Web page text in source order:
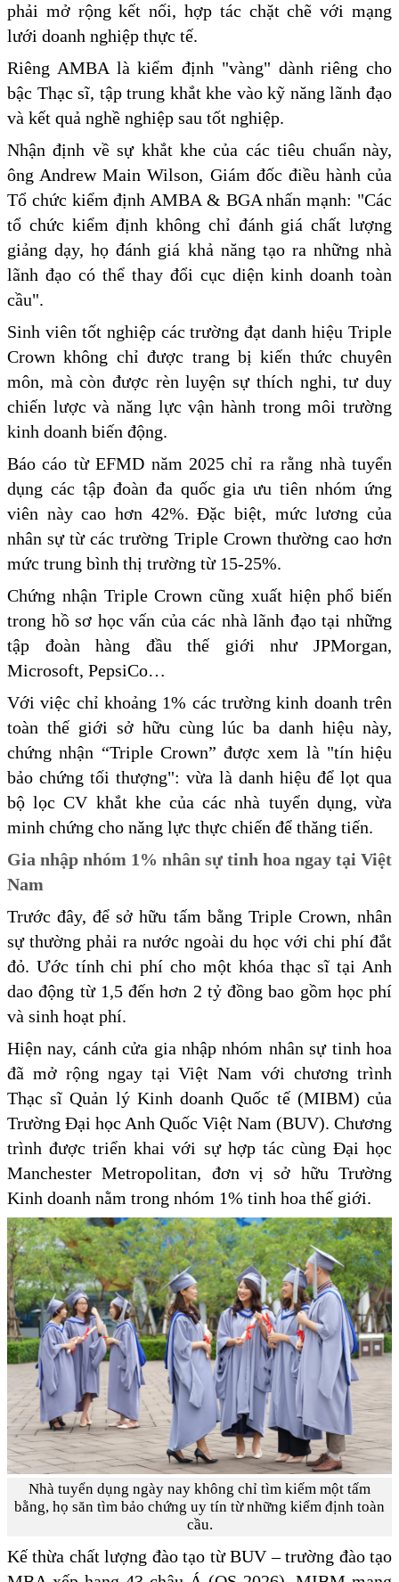
phải mở rộng kết nối, hợp tác chặt chẽ với mạng
lưới doanh nghiệp thực tế.
Riêng AMBA là kiểm định "vàng" dành riêng cho
bậc Thạc sĩ, tập trung khắt khe vào kỹ năng lãnh đạo
và kết quả nghề nghiệp sau tốt nghiệp.
Nhận định về sự khắt khe của các tiêu chuẩn này,
ông Andrew Main Wilson, Giám đốc điều hành của
Tổ chức kiểm định AMBA & BGA nhấn mạnh: "Các
tổ chức kiểm định không chỉ đánh giá chất lượng
giảng dạy, họ đánh giá khả năng tạo ra những nhà
lãnh đạo có thể thay đổi cục diện kinh doanh toàn
cầu".
Sinh viên tốt nghiệp các trường đạt danh hiệu Triple
Crown không chỉ được trang bị kiến thức chuyên
môn, mà còn được rèn luyện sự thích nghi, tư duy
chiến lược và năng lực vận hành trong môi trường
kinh doanh biến động.
Báo cáo từ EFMD năm 2025 chỉ ra rằng nhà tuyển
dụng các tập đoàn đa quốc gia ưu tiên nhóm ứng
viên này cao hơn 42%. Đặc biệt, mức lương của
nhân sự từ các trường Triple Crown thường cao hơn
mức trung bình thị trường từ 15-25%.
Chứng nhận Triple Crown cũng xuất hiện phổ biến
trong hồ sơ học vấn của các nhà lãnh đạo tại những
tập đoàn hàng đầu thế giới như JPMorgan,
Microsoft, PepsiCo…
Với việc chỉ khoảng 1% các trường kinh doanh trên
toàn thế giới sở hữu cùng lúc ba danh hiệu này,
chứng nhận “Triple Crown” được xem là "tín hiệu
bảo chứng tối thượng": vừa là danh hiệu để lọt qua
bộ lọc CV khắt khe của các nhà tuyển dụng, vừa
minh chứng cho năng lực thực chiến để thăng tiến.
Gia nhập nhóm 1% nhân sự tinh hoa ngay tại Việt
Nam
Trước đây, để sở hữu tấm bằng Triple Crown, nhân
sự thường phải ra nước ngoài du học với chi phí đắt
đỏ. Ước tính chi phí cho một khóa thạc sĩ tại Anh
dao động từ 1,5 đến hơn 2 tỷ đồng bao gồm học phí
và sinh hoạt phí.
Hiện nay, cánh cửa gia nhập nhóm nhân sự tinh hoa
đã mở rộng ngay tại Việt Nam với chương trình
Thạc sĩ Quản lý Kinh doanh Quốc tế (MIBM) của
Trường Đại học Anh Quốc Việt Nam (BUV). Chương
trình được triển khai với sự hợp tác cùng Đại học
Manchester Metropolitan, đơn vị sở hữu Trường
Kinh doanh nằm trong nhóm 1% tinh hoa thế giới.
Nhà tuyển dụng ngày nay không chỉ tìm kiếm một tấm
bằng, họ săn tìm bảo chứng uy tín từ những kiểm định toàn
cầu.
Kế thừa chất lượng đào tạo từ BUV – trường đào tạo